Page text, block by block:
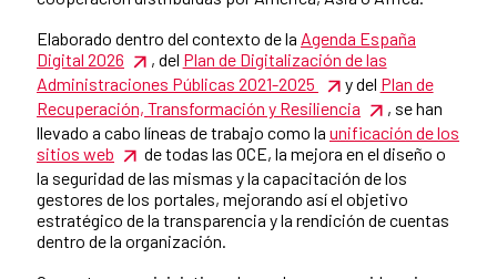
Elaborado dentro del contexto de la Agenda España
Digital 2026
, del Plan de Digitalización de las
Administraciones Públicas 2021-2025
y del Plan de
Recuperación, Transformación y Resiliencia
, se han
llevado a cabo líneas de trabajo como la unificación de los
sitios web
de todas las OCE, la mejora en el diseño o
la seguridad de las mismas y la capacitación de los
gestores de los portales, mejorando así el objetivo
estratégico de la transparencia y la rendición de cuentas
dentro de la organización.